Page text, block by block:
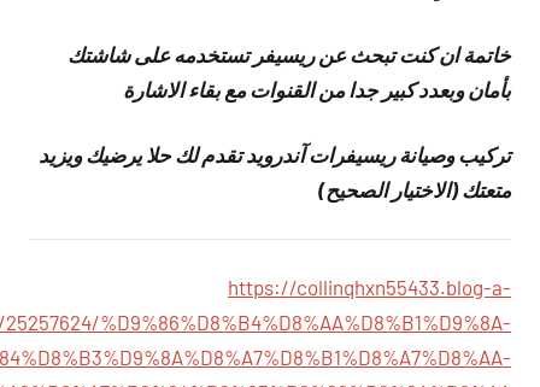
خاتمة ان كنت تبحث عن ريسيفر تستخدمه على شاشتك
بأمان وبعدد كبير جدا من القنوات مع بقاء الاشارة
تركيب وصيانة ريسيفرات آندرويد تقدم لك حلا يرضيك ويزيد
متعتك (الاختيار الصحيح)
https://collinqhxn55433.blog-a-
%D9%86%D8%B4%D8%AA%D8%B1%D9%8A-